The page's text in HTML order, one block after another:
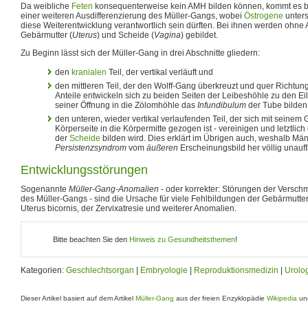
Da weibliche Feten konsequenterweise kein AMH bilden können, kommt es
einer weiteren Ausdifferenzierung des Müller-Gangs, wobei Östrogene
diese Weiterentwicklung verantwortlich sein dürften. Bei ihnen werden ohne
Gebärmutter (Uterus) und Scheide (Vagina) gebildet.
Zu Beginn lässt sich der Müller-Gang in drei Abschnitte gliedern:
den kranialen Teil, der vertikal verläuft und
den mittleren Teil, der den Wolff-Gang überkreuzt und quer
Anteile entwickeln sich zu beiden Seiten der Leibeshöhle zu den
seiner Öffnung in die Zölomhöhle das Infundibulum der Tube
den unteren, wieder vertikal verlaufenden Teil, der sich mit seinem
Körperseite in die Körpermitte gezogen ist - vereinigen und
der Scheide bilden wird. Dies erklärt im Übrigen auch, weshalb
Persistenzsyndrom vom äußeren Erscheinungsbild her völlig
Entwicklungsstörungen
Sogenannte Müller-Gang-Anomalien - oder korrekter: Störungen der
des Müller-Gangs - sind die Ursache für viele Fehlbildungen der
Uterus bicornis, der Zervixatresie und weiterer Anomalien.
Bitte beachten Sie den Hinweis zu Gesundheitsthemen!
Kategorien: Geschlechtsorgan Embryologie Reproduktionsmedizin
Dieser Artikel basiert auf dem Artikel Müller-Gang aus der freien Enzyklopädie Wikipedia